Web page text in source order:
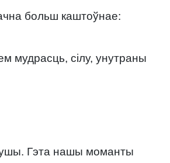
больш каштоўнае:
мудрасць, сілу, унутраны
душы. Гэта нашы моманты